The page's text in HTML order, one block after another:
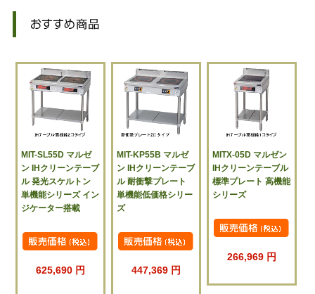
MIT-SL55D マルゼ
ン IHクリーンテーブ
ル 発光スケルトン
単機能シリーズ イン
ジケーター搭載
625,690 円
MIT-KP55B マルゼ
ン IHクリーンテーブ
ル 耐衝撃プレート
単機能低価格シリー
ズ
447,369 円
MITX-05D マルゼン
IHクリーンテーブル
標準プレート 高機能
シリーズ
266,969 円